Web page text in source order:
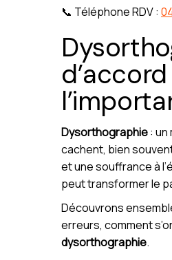
📞 Téléphone RDV :
Dysorthographie:
cachent, bien
et une souffrance à
peut transformer le
Découvrons
erreurs, comment
dysorthographie.